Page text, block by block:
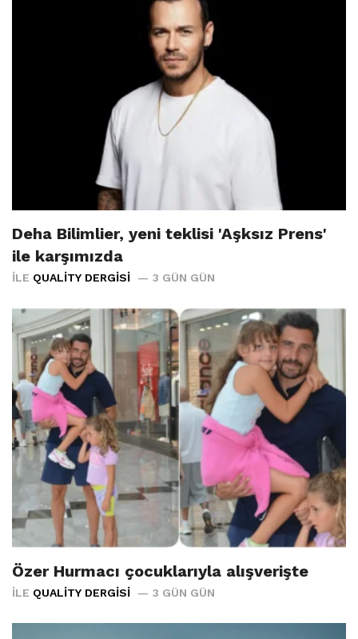
Deha Bilimlier, yeni teklisi 'Aşksız Prens'
ile karşımızda
İLE QUALITY DERGISI 3 GÜN GÜN
Özer Hurmacı çocuklarıyla alışverişte
İLE QUALITY DERGISI 3 GÜN GÜN